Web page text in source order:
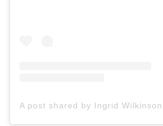
A post shared by Ingrid